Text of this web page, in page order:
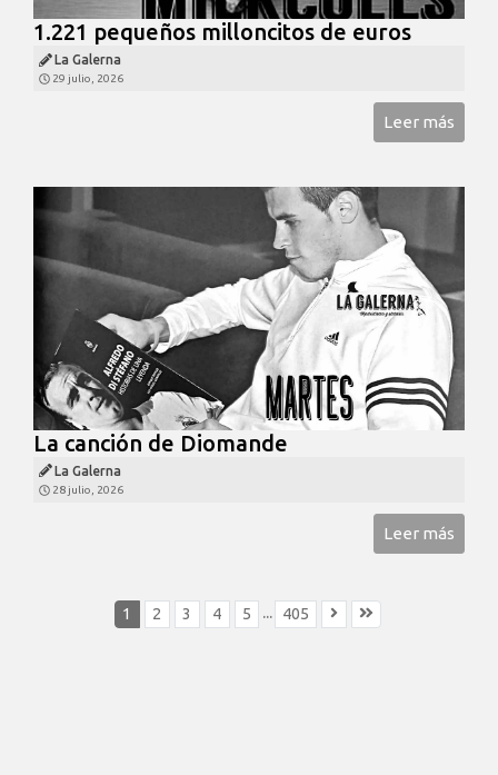
1.221 pequeños milloncitos de euros
La Galerna
29 julio, 2026
Leer más
La canción de Diomande
La Galerna
28 julio, 2026
Leer más
1 2 3 4 5 405